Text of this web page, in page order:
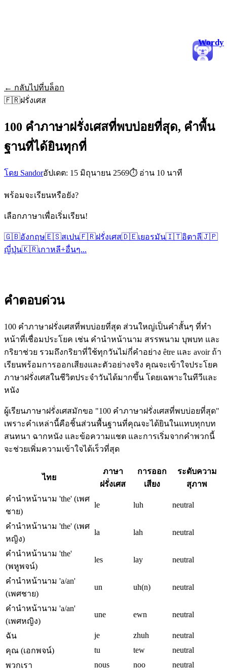
Wordy
← กลับไปที่บล็อก
🇫🇷ฝรั่งเศส
100 คำภาษาฝรั่งเศสที่พบบ่อยที่สุด, คำพื้น
ฐานที่ได้ยินทุกที่
โดย Sandorอัปเดต: 15 มิถุนายน 2569⏱ อ่าน 10 นาที
พร้อมจะเรียนหรือยัง?
เลือกภาษาเพื่อเริ่มเรียน!
🇬🇧อังกฤษ🇪🇸สเปน🇫🇷ฝรั่งเศส🇩🇪เยอรมัน🇮🇹อิตาลี🇯🇵
ญี่ปุ่น🇰🇷เกาหลี+อื่นๆ...
คำตอบด่วน
100 คำภาษาฝรั่งเศสที่พบบ่อยที่สุด ส่วนใหญ่เป็นคำสั้นๆ ที่ทำ
หน้าที่เชื่อมประโยค เช่น คำนำหน้านาม สรรพนาม บุพบท และ
กริยาช่วย รวมถึงกริยาที่ใช้ทุกวันไม่กี่คำอย่าง être และ avoir ถ้า
เรียนพร้อมการออกเสียงและตัวอย่างจริง คุณจะเข้าใจประโยค
ภาษาฝรั่งเศสในชีวิตประจำวันได้มากขึ้น โดยเฉพาะในทีวีและ
หนัง
ผู้เรียนภาษาฝรั่งเศสมักขอ "100 คำภาษาฝรั่งเศสที่พบบ่อยที่สุด"
เพราะคำเหล่านี้คือชิ้นส่วนพื้นฐานที่คุณจะได้ยินในแทบทุกบท
สนทนา ฉากหนัง และข้อความแชต และการเริ่มจากคำพวกนี้
จะช่วยเพิ่มความเข้าใจได้เร็วที่สุด
ไทย
ภาษา
ฝรั่งเศส
การออก
เสียง
ระดับความ
สุภาพ
คำนำหน้านาม 'the' (เพศ
ชาย)
le luh neutral
คำนำหน้านาม 'the' (เพศ
หญิง)
la lah neutral
คำนำหน้านาม 'the'
(พหูพจน์)
les lay neutral
คำนำหน้านาม 'a/an'
(เพศชาย)
un uh(n) neutral
คำนำหน้านาม 'a/an'
(เพศหญิง)
une ewn neutral
ฉัน je zhuh
neutral
คุณ (เอกพจน์)
tu tew
neutral
พวกเรา
nous noo
neutral